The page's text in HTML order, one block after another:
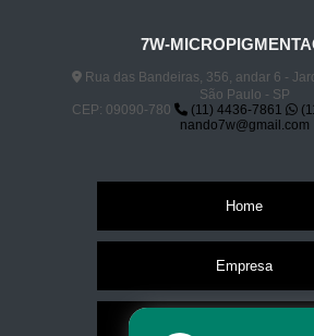
7W-
Rua das Bandeiras, 356, andar 6 -
São Paulo - SP
CEP: 09090-780
(11) 4436-7861
nando7w@gmail.com
Home
Empresa